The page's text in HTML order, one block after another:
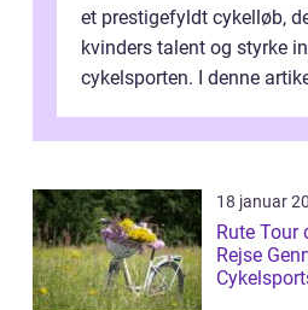
et prestigefyldt cykelløb,
kvinders talent og styrke
cykelsporten. I denne
18 januar
Rute Tour
Rejse